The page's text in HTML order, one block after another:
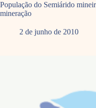
População do Semiárido
mineração
2 de junho de 2010